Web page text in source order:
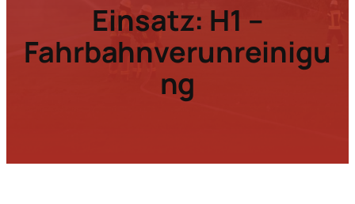
Einsatz: H1 –
Fahrbahnverunreinigu
ng